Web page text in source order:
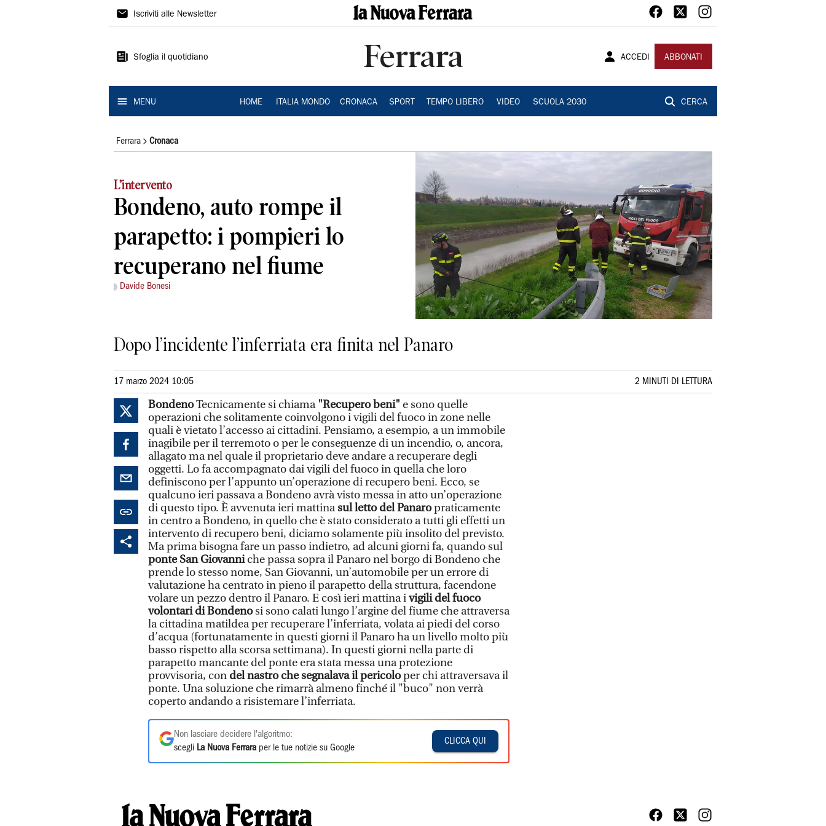
La
Ferrara
Iscriviti alle Newsletter
Sfoglia il quotidiano Ferrara ACCEDI ABBONATI
MENU HOME ITALIA MONDO CRONACA SPORT TEMPO LIBERO VIDEO SCUOLA 2030 CERCA
Ferrara Cronaca
L’intervento
Bondeno, auto rompe il
parapetto: i pompieri lo
recuperano nel fiume
Davide Bonesi
Dopo l’incidente l’inferriata era finita nel Panaro
17 marzo 2024 10:05 2 MINUTI DI LETTURA
BondenoTecnicamente si chiama"Recupero beni" e sono quelle
operazioni che solitamente coinvolgono i vigili del fuoco in zone nelle
quali è vietato l’accesso ai cittadini. Pensiamo, a esempio, a un immobile
inagibile per il terremoto o per le conseguenze di un incendio, o, ancora,
allagato ma nel quale il proprietario deve andare a recuperare degli
oggetti. Lo fa accompagnato dai vigili del fuoco in quella che loro
definiscono per l’appunto un’operazione di recupero beni. Ecco, se
qualcuno ieri passava a Bondeno avrà visto messa in atto un’operazione
di questo tipo. È avvenuta ieri mattinasul letto del Panaropraticamente
in centro a Bondeno, in quello che è stato considerato a tutti gli effetti un
intervento di recupero beni, diciamo solamente più insolito del previsto.
Ma prima bisogna fare un passo indietro, ad alcuni giorni fa, quando sul
ponte San Giovanniche passa sopra il Panaro nel borgo di Bondeno che
prende lo stesso nome, San Giovanni, un’automobile per un errore di
valutazione ha centrato in pieno il parapetto della struttura, facendone
volare un pezzo dentro il Panaro. E così ieri mattina ivigili del fuoco
volontari di Bondenosi sono calati lungo l’argine del fiume che attraversa
la cittadina matildea per recuperare l’inferriata, volata ai piedi del corso
d’acqua (fortunatamente in questi giorni il Panaro ha un livello molto più
basso rispetto alla scorsa settimana). In questi giorni nella parte di
parapetto mancante del ponte era stata messa una protezione
provvisoria, con del nastro che segnalava il pericoloper chi attraversava il
ponte. Una soluzione che rimarrà almeno finché il "buco" non verrà
coperto andando a risistemare l’inferriata.
Non lasciare decidere l'algoritmo:
scegli La Nuova Ferrara per le tue notizie su Google
CLICCA QUI